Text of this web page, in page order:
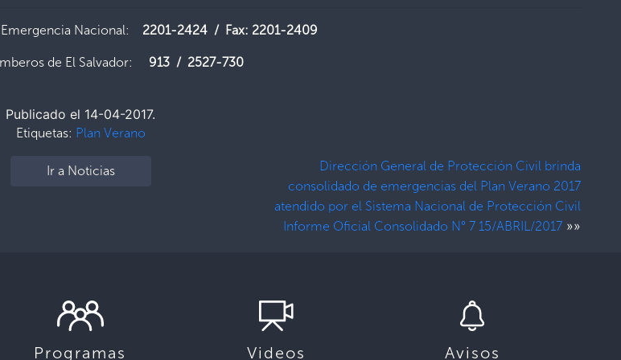
Nacional: 2201-2424 / Fax: 2201-2409
de El Salvador: 913 / 2527-730
Publicado el 14-04-2017.
Etiquetas: Plan Verano
Ir a Noticias
Dirección General de Protección Civil brinda
consolidado de emergencias del Plan Verano 2017
atendido por el Sistema Nacional de Protección Civil
Informe Oficial Consolidado N° 7 15/ABRIL/2017 »»
Programas Videos Avisos